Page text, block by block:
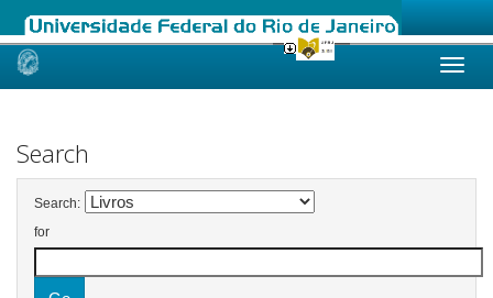
Skip
Search
Search:
for